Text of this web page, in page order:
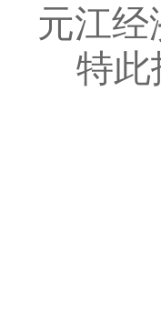
元江
特此